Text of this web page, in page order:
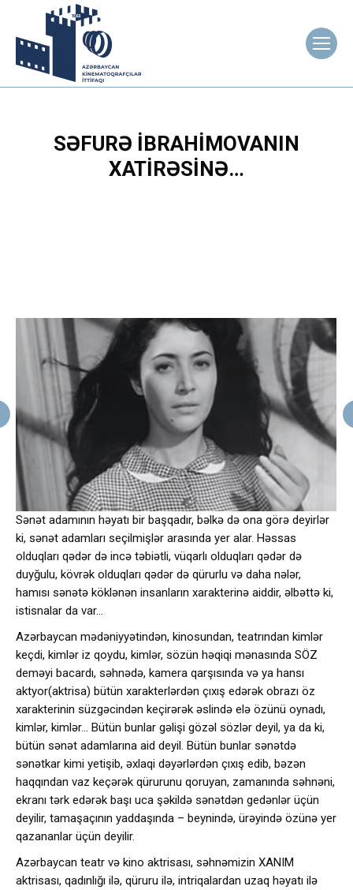
SƏFURƏ İBRAHIMOVANIN
XATIRƏSINƏ…
Sənət adamının həyatı bir başqadır, bəlkə də ona görə deyirlər
ki, sənət adamları seçilmişlər arasında yer alar. Həssas
olduqları qədər də incə təbiətli, vüqarlı olduqları qədər də
duyğulu, kövrək olduqları qədər də qürurlu və daha nələr,
hamısı sənətə köklənən insanların xarakterinə aiddir, əlbəttə ki,
istisnalar da var…
Azərbaycan mədəniyyətindən, kinosundan, teatrından kimlər
keçdi, kimlər iz qoydu, kimlər, sözün həqiqi mənasında SÖZ
deməyi bacardı, səhnədə, kamera qarşısında və ya hansı
aktyor(aktrisa) bütün xarakterlərdən çıxış edərək obrazı öz
xarakterinin süzgəcindən keçirərək əslində elə özünü oynadı,
kimlər, kimlər… Bütün bunlar gəlişi gözəl sözlər deyil, ya da ki,
bütün sənət adamlarına aid deyil. Bütün bunlar sənətdə
sənətkar kimi yetişib, əxlaqi dəyərlərdən çıxış edib, bəzən
haqqından vaz keçərək qürurunu qoruyan, zamanında səhnəni,
ekranı tərk edərək başı uca şəkildə sənətdən gedənlər üçün
deyilir, tamaşaçının yaddaşında – beynində, ürəyində özünə yer
qazananlar üçün deyilir.
Azərbaycan teatr və kino aktrisası, səhnəmizin XANIM
aktrisası, qadınlığı ilə, qüruru ilə, intriqalardan uzaq həyatı ilə